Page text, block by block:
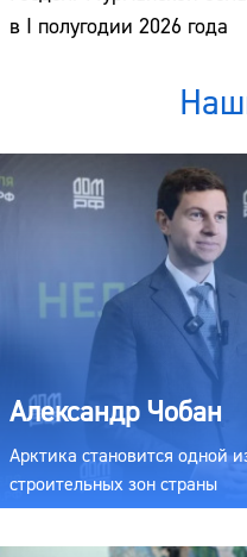
в I полугодии 2026 года
Александр Чобан
Арктика становится одной
строительных зон страны